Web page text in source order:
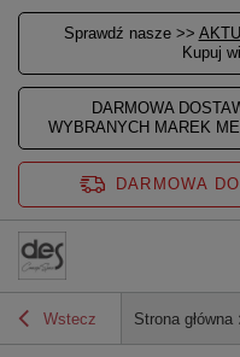
Sprawdź nasze >>
Kupuj
DARMOWA
WYBRANYCH MAREK
DARMOWA
Wstecz Strona główna